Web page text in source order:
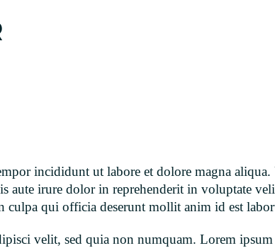
incididunt ut labore et dolore magna
irure dolor in reprehenderit in voluptate
qui officia deserunt mollit anim id est
velit, sed quia non numquam. Lorem